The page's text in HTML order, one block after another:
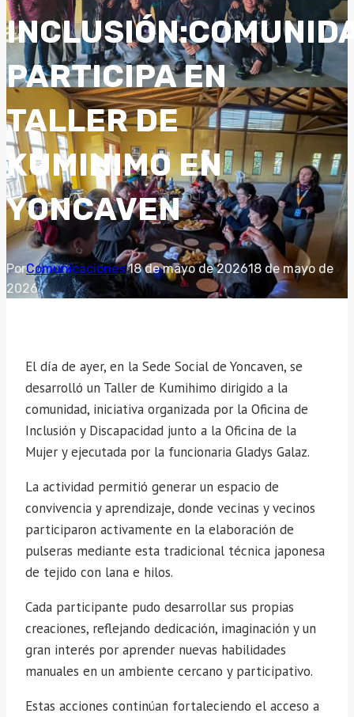
PARTICIPA EN
TALLER DE
KUMIHIMO EN
YONCAVEN
PorComunicaciones 18 de mayo de 202618 de mayo de
2026
El día de ayer, en la Sede Social de Yoncaven, se
desarrolló un Taller de Kumihimo dirigido a la
comunidad, iniciativa organizada por la Oficina de
Inclusión y Discapacidad junto a la Oficina de la
Mujer y ejecutada por la funcionaria Gladys Galaz.
La actividad permitió generar un espacio de
convivencia y aprendizaje, donde vecinas y vecinos
participaron activamente en la elaboración de
pulseras mediante esta tradicional técnica japonesa
de tejido con lana e hilos.
Cada participante pudo desarrollar sus propias
creaciones, reflejando dedicación, imaginación y un
gran interés por aprender nuevas habilidades
manuales en un ambiente cercano y participativo.
Estas acciones continúan fortaleciendo el acceso a